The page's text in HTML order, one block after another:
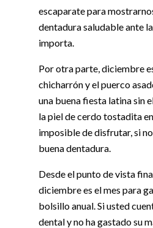
escaparate para
dentadura saludable ante
importa.
Por otra parte, diciembre
chicharrón y el puerco
una buena fiesta latina sin
la piel de cerdo tostadita
imposible de disfrutar, si
buena dentadura.
Desde el punto de vista
diciembre es el mes para
bolsillo anual. Si usted
dental y no ha gastado su